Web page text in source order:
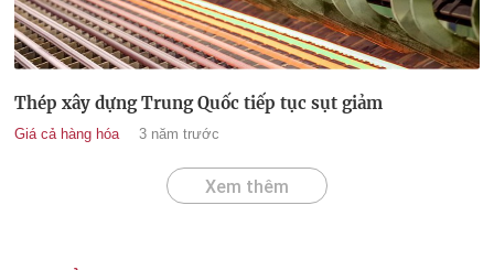
Thép xây dựng Trung Quốc tiếp tục sụt giảm
Giá cả hàng hóa 3 năm trước
Xem thêm